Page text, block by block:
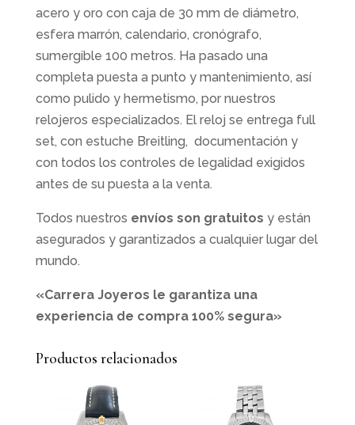
acero y oro con caja de 30 mm de diámetro,
esfera marrón, calendario, cronógrafo,
sumergible 100 metros. Ha pasado una
completa puesta a punto y mantenimiento, así
como pulido y hermetismo, por nuestros
relojeros especializados. El reloj se entrega full
set, con estuche Breitling, documentación y
con todos los controles de legalidad exigidos
antes de su puesta a la venta.
Todos nuestros envíos son gratuitos y están
asegurados y garantizados a cualquier lugar del
mundo.
«Carrera Joyeros le garantiza una
experiencia de compra 100% segura»
Productos relacionados